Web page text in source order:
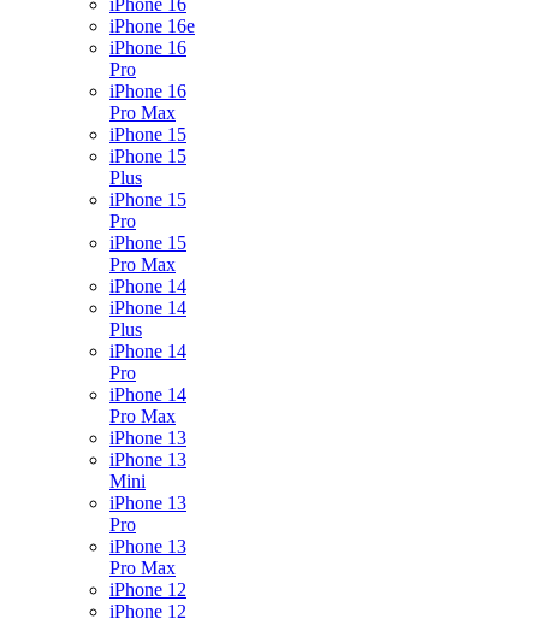
iPhone 16
iPhone 16e
iPhone 16
Pro
iPhone 16
Pro Max
iPhone 15
iPhone 15
Plus
iPhone 15
Pro
iPhone 15
Pro Max
iPhone 14
iPhone 14
Plus
iPhone 14
Pro
iPhone 14
Pro Max
iPhone 13
iPhone 13
Mini
iPhone 13
Pro
iPhone 13
Pro Max
iPhone 12
iPhone 12